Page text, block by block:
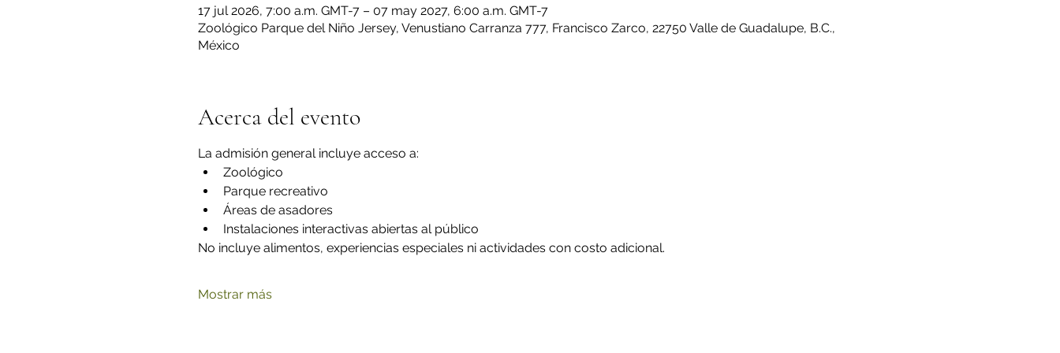
17 jul 2026, 7:00 a.m. GMT-7 – 07 may 2027, 6:00 a.m. GMT-7
Zoológico Parque del Niño Jersey, Venustiano Carranza 777, Francisco Zarco, 22750 Valle de Guadalupe, B.C.,
México
Acerca del evento
La admisión general incluye acceso a:
Zoológico
Parque recreativo
Áreas de asadores
Instalaciones interactivas abiertas al público
No incluye alimentos, experiencias especiales ni actividades con costo adicional.
Mostrar más